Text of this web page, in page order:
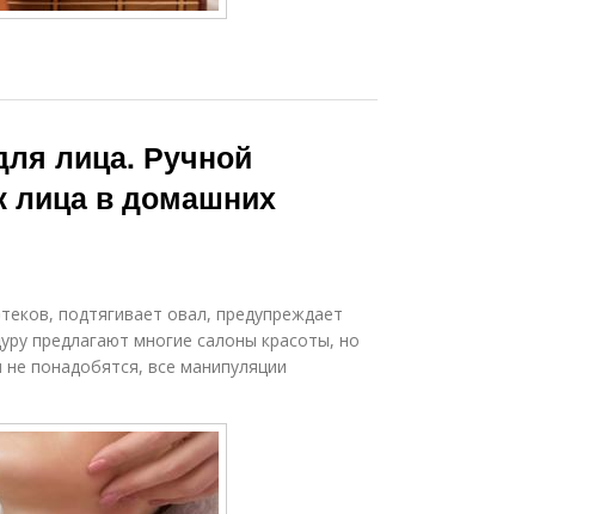
лица. Ручной
в домашних
подтягивает овал, предупреждает
предлагают многие салоны красоты, но
понадобятся, все манипуляции